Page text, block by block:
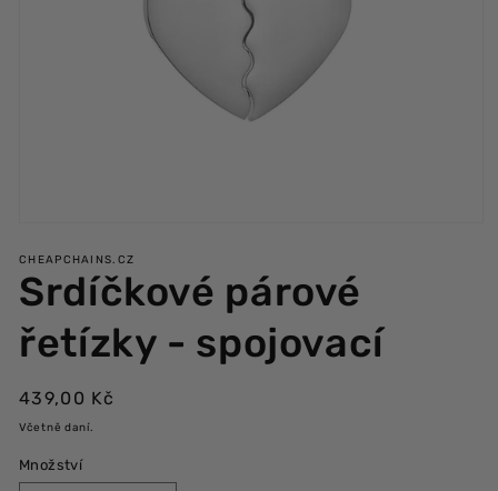
1
v
modálním
CHEAPCHAINS.CZ
Srdíčkové párové
řetízky - spojovací
Běžná
cena
439,00 Kč
Včetně daní.
Množství